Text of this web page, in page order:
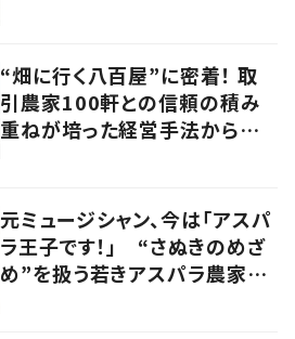
“畑に行く八百屋”に密着！ 取
引農家100軒との信頼の積み
重ねが培った経営手法から見
元ミュージシャン、今は「アスパ
ラ王子です！」 “さぬきのめざ
め”を扱う若きアスパラ農家の